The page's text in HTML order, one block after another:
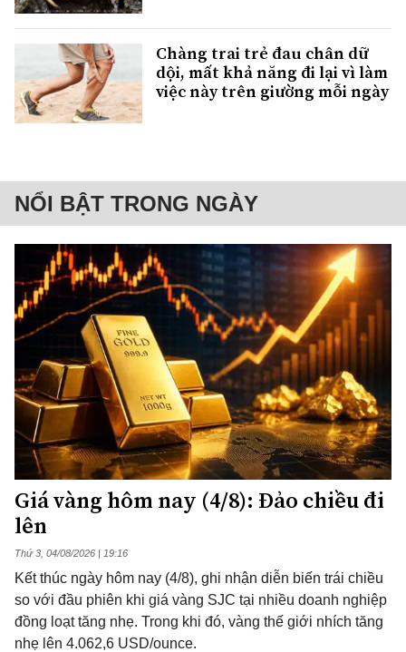
Chàng trai trẻ đau chân dữ
dội, mất khả năng đi lại vì làm
việc này trên giường mỗi ngày
NỔI BẬT TRONG NGÀY
Giá vàng hôm nay (4/8): Đảo chiều đi
lên
Thứ 3, 04/08/2026 | 19:16
Kết thúc ngày hôm nay (4/8), ghi nhận diễn biến trái chiều
so với đầu phiên khi giá vàng SJC tại nhiều doanh nghiệp
đồng loạt tăng nhẹ. Trong khi đó, vàng thế giới nhích tăng
nhẹ lên 4.062,6 USD/ounce.